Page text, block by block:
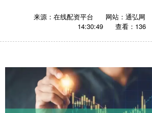
来源：在线配资平台 网站：通弘网
14:30:49
查看：136